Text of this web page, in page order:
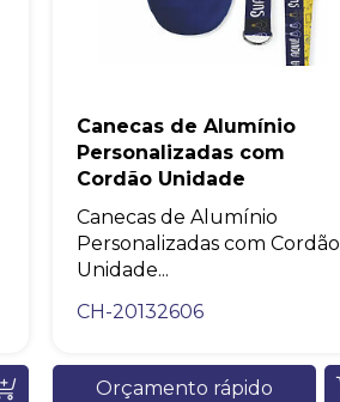
Canecas de Alumínio
Personalizadas com
Cordão Unidade
Canecas de Alumínio
Personalizadas com Cordão
Unidade...
CH-20132606
Orçamento rápido